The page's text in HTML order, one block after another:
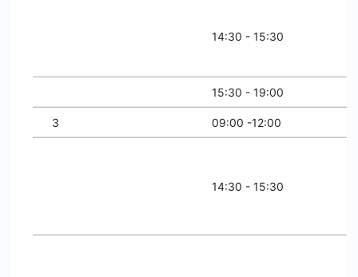
14:30 - 15:30
15:30 - 19:00
3 09:00 -12:00
14:30 - 15:30